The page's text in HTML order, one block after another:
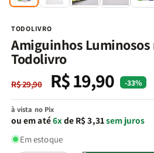
janela
TODOLIVRO
Amiguinhos Luminosos
Todolivro
Preço
normal
R$ 29,90
Preço
promocional
R$ 19,90 -33%
à vista no Pix
ou em até6xde R$ 3,31sem juros
Em estoque